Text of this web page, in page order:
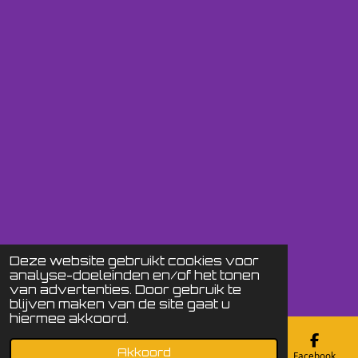
Deze website gebruikt cookies voor
analyse-doeleinden en/of het tonen
van advertenties. Door gebruik te
blijven maken van de site gaat u
hiermee akkoord.
Akkoord